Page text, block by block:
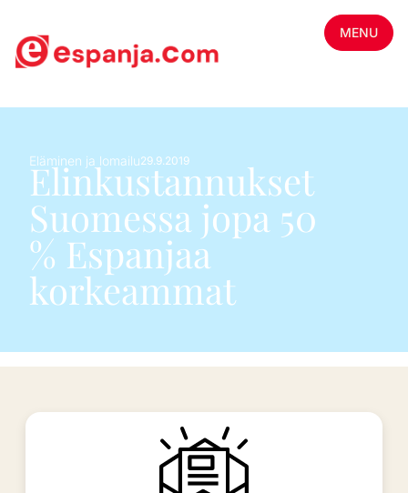
MENU
Eläminen ja lomailu29.9.2019
Elinkustannukset
Suomessa jopa 50
% Espanjaa
korkeammat